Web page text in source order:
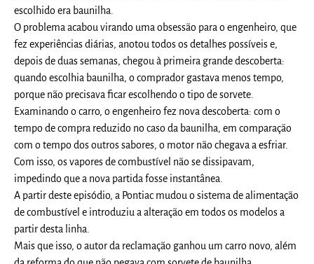
escolhido era baunilha.
O problema acabou virando uma obsessão para o engenheiro, que
fez experiências diárias, anotou todos os detalhes possíveis e,
depois de duas semanas, chegou à primeira grande descoberta:
quando escolhia baunilha, o comprador gastava menos tempo,
porque não precisava ficar escolhendo o tipo de sorvete.
Examinando o carro, o engenheiro fez nova descoberta: com o
tempo de compra reduzido no caso da baunilha, em comparação
com o tempo dos outros sabores, o motor não chegava a esfriar.
Com isso, os vapores de combustível não se dissipavam,
impedindo que a nova partida fosse instantânea.
A partir deste episódio, a Pontiac mudou o sistema de alimentação
de combustível e introduziu a alteração em todos os modelos a
partir desta linha.
Mais que isso, o autor da reclamação ganhou um carro novo, além